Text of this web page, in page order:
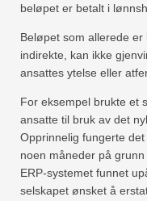
beløpet er betalt i
Beløpet som allerede
indirekte, kan ikke
ansattes ytelse eller
For eksempel brukte et
ansatte til bruk av det
Opprinnelig fungerte
noen måneder på
ERP-systemet funnet
selskapet ønsket å